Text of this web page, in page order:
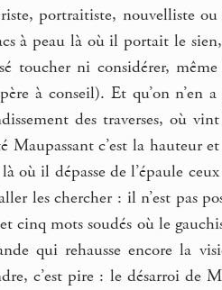
portraitiste, nouvelliste
à peau là où il portait le
toucher ni considérer,
à conseil). Et qu’on n’en
des traverses, où
c’est la hauteur
où il dépasse de l’épaule
les chercher : il n’est pas
cinq mots soudés où le
qui rehausse encore la
c’est pire : le désarroi de